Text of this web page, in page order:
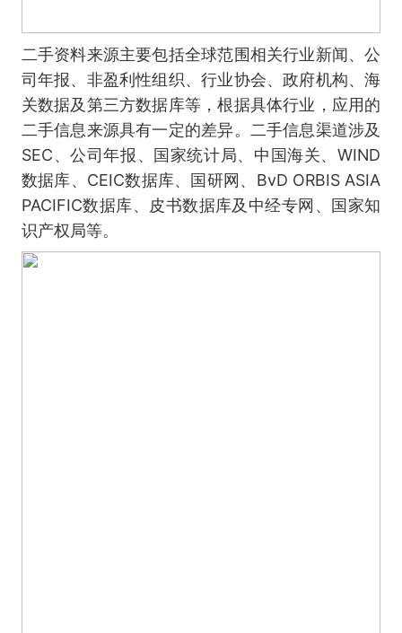
二手资料来源主要包括全球范围相关行业新闻、公
司年报、非盈利性组织、行业协会、政府机构、海
关数据及第三方数据库等，根据具体行业，应用的
二手信息来源具有一定的差异。二手信息渠道涉及
SEC、公司年报、国家统计局、中国海关、WIND
数据库、CEIC数据库、国研网、BvD ORBIS ASIA
PACIFIC数据库、皮书数据库及中经专网、国家知
识产权局等。